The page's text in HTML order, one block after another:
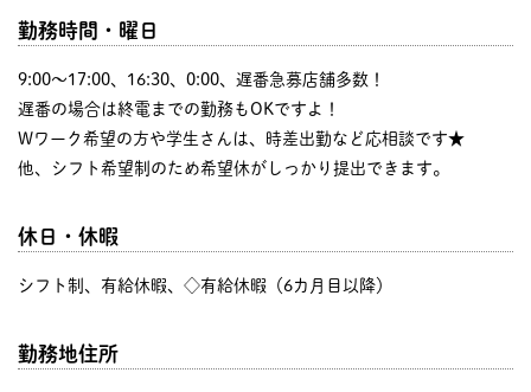
勤務時間・曜日
9:00〜17:00、16:30、0:00、遅番急募店舗多数！
遅番の場合は終電までの勤務もOKですよ！
Wワーク希望の方や学生さんは、時差出勤など応相談です★
他、シフト希望制のため希望休がしっかり提出できます。
休日・休暇
シフト制、有給休暇、◇有給休暇（6カ月目以降）
勤務地住所